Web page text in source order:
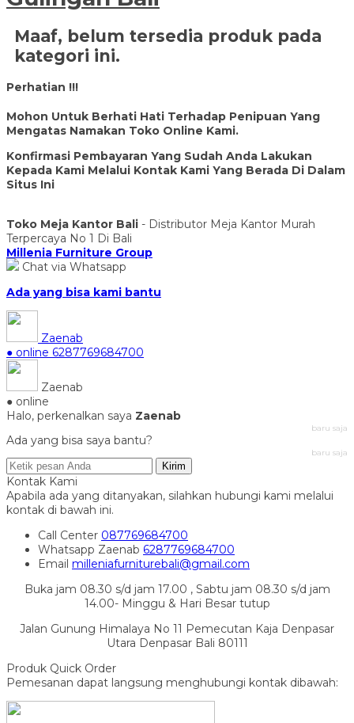
Maaf, belum tersedia produk pada
kategori ini.
Perhatian !!!
Mohon Untuk Berhati Hati Terhadap Penipuan Yang
Mengatas Namakan Toko Online Kami.
Konfirmasi Pembayaran Yang Sudah Anda Lakukan
Kepada Kami Melalui Kontak Kami Yang Berada Di Dalam
Situs Ini
Toko Meja Kantor Bali - Distributor Meja Kantor Murah
Terpercaya No 1 Di Bali
Millenia Furniture Group
Chat via Whatsapp
Ada yang bisa kami bantu
Zaenab
● online 6287769684700
Zaenab
● online
Halo, perkenalkan saya Zaenab
baru saja
Ada yang bisa saya bantu?
baru saja
Kirim
Kontak Kami
Apabila ada yang ditanyakan, silahkan hubungi kami melalui
kontak di bawah ini.
Call Center 087769684700
Whatsapp Zaenab 6287769684700
Email milleniafurniturebali@gmail.com
Buka jam 08.30 s/d jam 17.00 , Sabtu jam 08.30 s/d jam
14.00- Minggu & Hari Besar tutup
Jalan Gunung Himalaya No 11 Pemecutan Kaja Denpasar
Utara Denpasar Bali 80111
Produk Quick Order
Pemesanan dapat langsung menghubungi kontak dibawah: